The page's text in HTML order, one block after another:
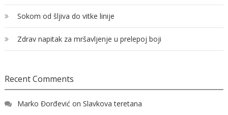
Sokom od šljiva do vitke linije
Zdrav napitak za mršavljenje u prelepoj boji
Recent Comments
Marko Đorđević on Slavkova teretana